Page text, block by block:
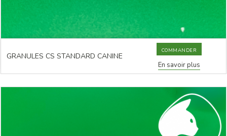
GRANULES CS STANDARD CANINE
COMMANDER
En savoir plus